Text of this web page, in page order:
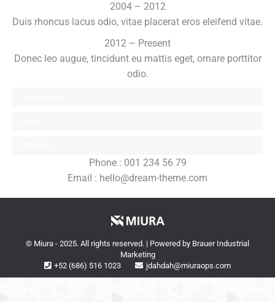
2004 – 2012
Duis rhoncus lacus odio, vitae placerat eros eleifend vitae.
2012 – Present
Donec leo augue, tincidunt eu mattis eget, ornare porttitor
odio.
Phone : 001 234 56 79
Email : hello@dream-theme.com
© Miura - 2025. All rights reserved. | Powered by Brauer Industrial
Marketing
+52 (686) 516 1023
jdahdah@miuraops.com